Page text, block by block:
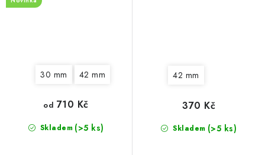
30 mm 42 mm
Skladem (>5 ks)
od 710 Kč
42 mm
Skladem (>5 ks)
370 Kč